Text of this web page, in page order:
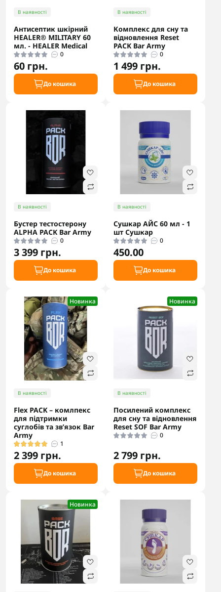
В наявності
Антисептик шкірний
HEALER® MILITARY 60
мл. - HEALER Medical
0
60 грн.
До кошика
В наявності
Комплекс для сну та
відновлення Reset
PACK Bar Army
0
1 499 грн.
До кошика
В наявності
Бустер тестостерону
ALPHA PACK Bar Army
0
3 399 грн.
До кошика
В наявності
Сушкар АЙС 60 мл - 1
шт Сушкар
0
450.00
До кошика
Новинка
В наявності
Flex PACK – комлпекс
для підтримки
суглобів та зв’язок Bar
Army
1
2 399 грн.
До кошика
Новинка
В наявності
Посилений комплекс
для сну та відновлення
Reset SOF Bar Army
0
2 799 грн.
До кошика
Новинка